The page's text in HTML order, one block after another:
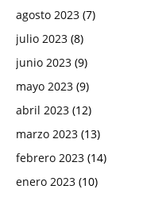
agosto 2023 (7)
julio 2023 (8)
junio 2023 (9)
mayo 2023 (9)
abril 2023 (12)
marzo 2023 (13)
febrero 2023 (14)
enero 2023 (10)